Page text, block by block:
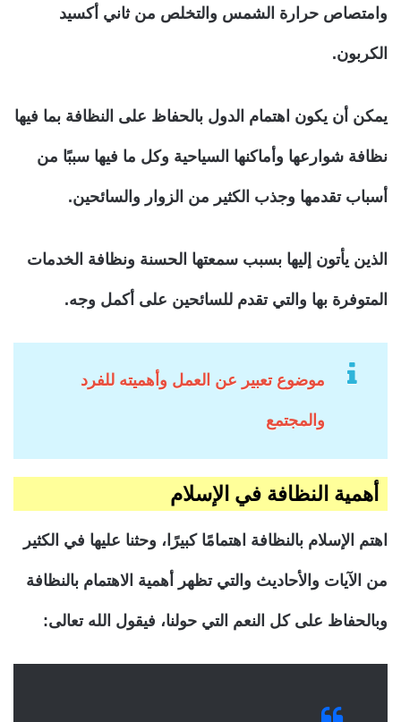
وامتصاص حرارة الشمس والتخلص من ثاني أكسيد
الكربون.
يمكن أن يكون اهتمام الدول بالحفاظ على النظافة بما فيها
نظافة شوارعها وأماكنها السياحية وكل ما فيها سببًا من
أسباب تقدمها وجذب الكثير من الزوار والسائحين.
الذين يأتون إليها بسبب سمعتها الحسنة ونظافة الخدمات
المتوفرة بها والتي تقدم للسائحين على أكمل وجه.
موضوع تعبير عن العمل وأهميته للفرد
والمجتمع
أهمية النظافة في الإسلام
اهتم الإسلام بالنظافة اهتمامًا كبيرًا، وحثنا عليها في الكثير
من الآيات والأحاديث والتي تظهر أهمية الاهتمام بالنظافة
وبالحفاظ على كل النعم التي حولنا، فيقول الله تعالى: